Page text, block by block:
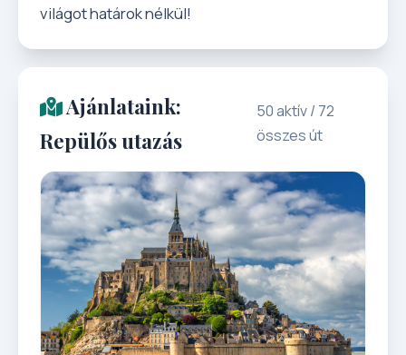
világot határok nélkül!
Ajánlataink:
Repülős utazás
50 aktív / 72
összes út